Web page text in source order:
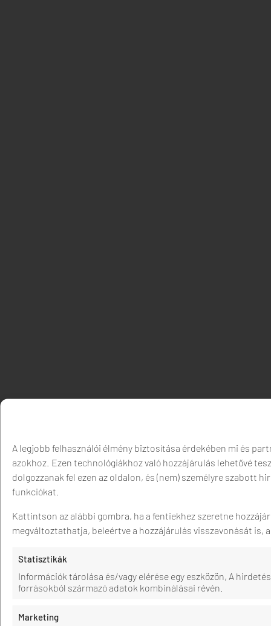
A legjobb felhasználói élmény biztosítása érdekében mi és
azokhoz. Ezen technológiákhoz való hozzájárulás lehetővé
dolgozzanak fel ezen az oldalon, és (nem) személyre szabott
funkciókat.
Kattintson az alábbi gombra, ha a fentiekhez szeretne
megváltoztathatja, beleértve a hozzájárulás visszavonását is,
Statisztikák
Információk tárolása és/vagy elérése egy eszközön, A
forrásokból származó adatok kombinálásai révén.
Marketing